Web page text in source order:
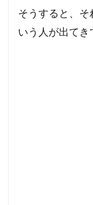
そうすると、そ
いう人が出てき